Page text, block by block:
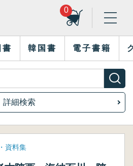
0
書 韓国書 電子書籍
詳細検索
資料集